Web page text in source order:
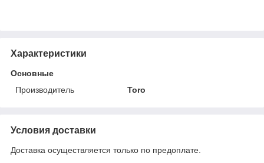
Характеристики
Основные
Производитель
Toro
Условия доставки
Доставка осуществляется только по предоплате.